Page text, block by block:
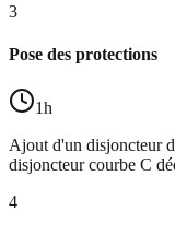
3
Pose des protections
1h
Ajout d'un disjoncteur
disjoncteur courbe C
4